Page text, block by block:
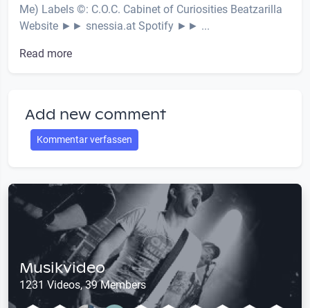
Me) Labels ©: C.O.C. Cabinet of Curiosities Beatzarilla
Website ►► snessia.at Spotify ►► ...
Read more
Add new comment
Kommentar verfassen
Musikvideo
1231 Videos, 39 Members